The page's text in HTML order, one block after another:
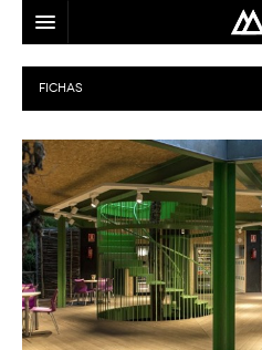
ARQUITECTO
LOCALIZACIÓN
MAPA
USO
EQUIPO
BLOG
CONTACTO
FICHAS